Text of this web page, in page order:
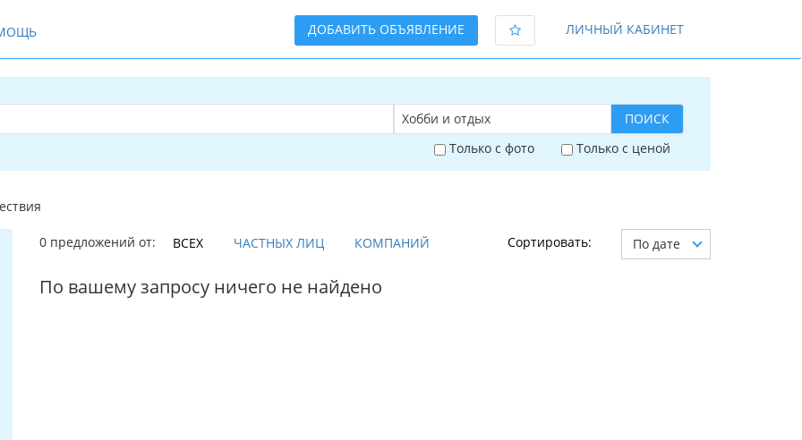
ДОБАВИТЬ ОБЪЯВЛЕНИЕ ЛИЧНЫЙ КАБИНЕТ
ПОИСК
Только с фото
Только с ценой
0 предложений от: ВСЕХ ЧАСТНЫХ ЛИЦ КОМПАНИЙ Сортировать: По дате
По вашему запросу ничего не найдено